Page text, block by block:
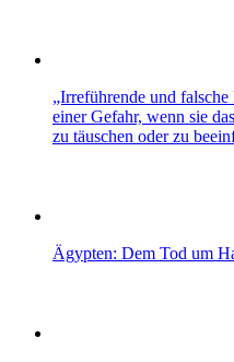
„Irreführende und
einer Gefahr, wenn sie
zu täuschen oder zu
Ägypten: Dem Tod um